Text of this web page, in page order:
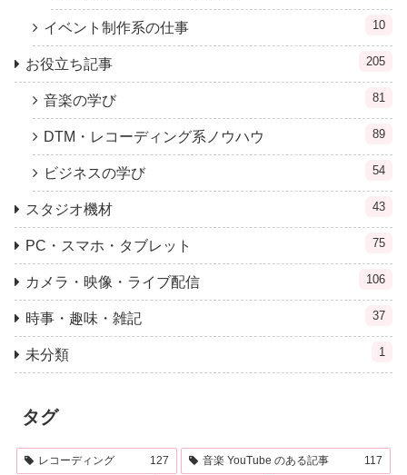
イベント制作系の仕事 10
お役立ち記事 205
音楽の学び 81
DTM・レコーディング系ノウハウ 89
ビジネスの学び 54
スタジオ機材 43
PC・スマホ・タブレット 75
カメラ・映像・ライブ配信 106
時事・趣味・雑記 37
未分類 1
タグ
レコーディング 127 音楽 YouTube のある記事 117